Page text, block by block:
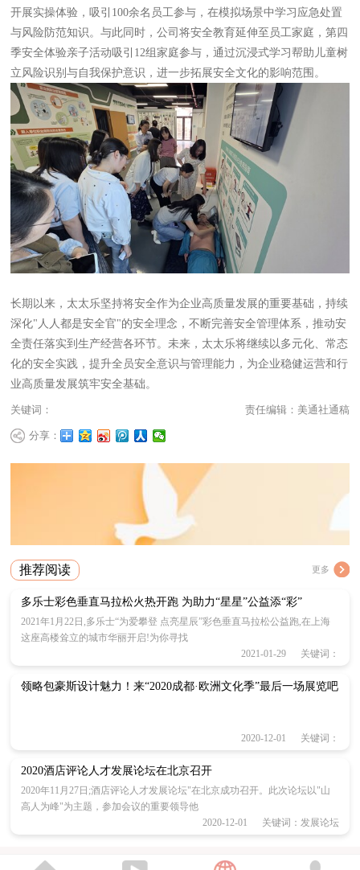
开展实操体验，吸引100余名员工参与，在模拟场景中学习应急处置
与风险防范知识。与此同时，公司将安全教育延伸至员工家庭，第四
季安全体验亲子活动吸引12组家庭参与，通过沉浸式学习帮助儿童树
立风险识别与自我保护意识，进一步拓展安全文化的影响范围。
长期以来，太太乐坚持将安全作为企业高质量发展的重要基础，持续
深化"人人都是安全官"的安全理念，不断完善安全管理体系，推动安
全责任落实到生产经营各环节。未来，太太乐将继续以多元化、常态
化的安全实践，提升全员安全意识与管理能力，为企业稳健运营和行
业高质量发展筑牢安全基础。
关键词： 责任编辑：美通社通稿
分享：
推荐阅读 更多
多乐士彩色垂直马拉松火热开跑 为助力“星星”公益添“彩”
2021年1月22日,多乐士“为爱攀登 点亮星辰”彩色垂直马拉松公益跑,在上海
这座高楼耸立的城市华丽开启!为你寻找
2021-01-29 关键词：
领略包豪斯设计魅力！来“2020成都·欧洲文化季”最后一场展览吧
2020-12-01 关键词：
2020酒店评论人才发展论坛在北京召开
2020年11月27日;酒店评论人才发展论坛"在北京成功召开。此次论坛以"山
高人为峰"为主题，参加会议的重要领导他
2020-12-01 关键词：发展论坛